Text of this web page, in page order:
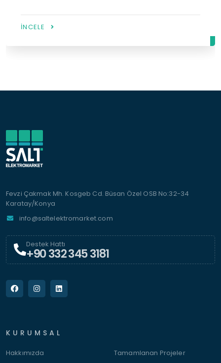
Fevzi Çakmak Mh. Kosgeb Cd. Büsan Özel OSB No:32-34
Karatay/Konya
info@saltelektromarket.com
Destek Hattı
+90 332 345 3181
KURUMSAL
Hakkımızda
Tamamlanan Projeler